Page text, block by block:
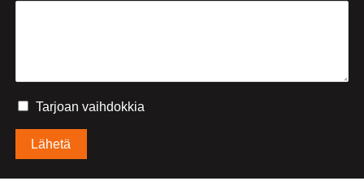
Tarjoan vaihdokkia
Vaihdokin tiedot